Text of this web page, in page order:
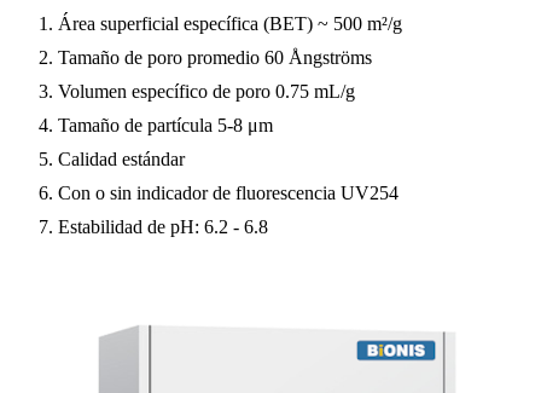
Área superficial específica (BET) ~ 500 m²/g
Tamaño de poro promedio 60 Ångströms
Volumen específico de poro 0.75 mL/g
Tamaño de partícula 5-8 μm
Calidad estándar
Con o sin indicador de fluorescencia UV254
Estabilidad de pH: 6.2 - 6.8